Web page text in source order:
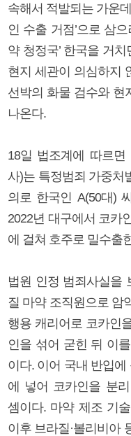
속해서 적발되는 가운
인 수출 거점’으로 삼
약 청정국’ 한국을 거
현지 세관이 의심하지
선박의 화물 검수와 현
나온다.
18일 법조계에 따르면
사)는 특정범죄 가중처
의로 한국인 A(50대)
2022년 대구에서 코카
에 걸쳐 호주로 밀수출
법원 인정 범죄사실을
질 마약 조직원으로 암
행용 캐리어로 코카인
인을 섞어 굳힌 뒤 이
이다. 이어 국내 반입
에 넣어 코카인을 분
셈이다. 마약 제조 기
이후 브라질·볼리비아